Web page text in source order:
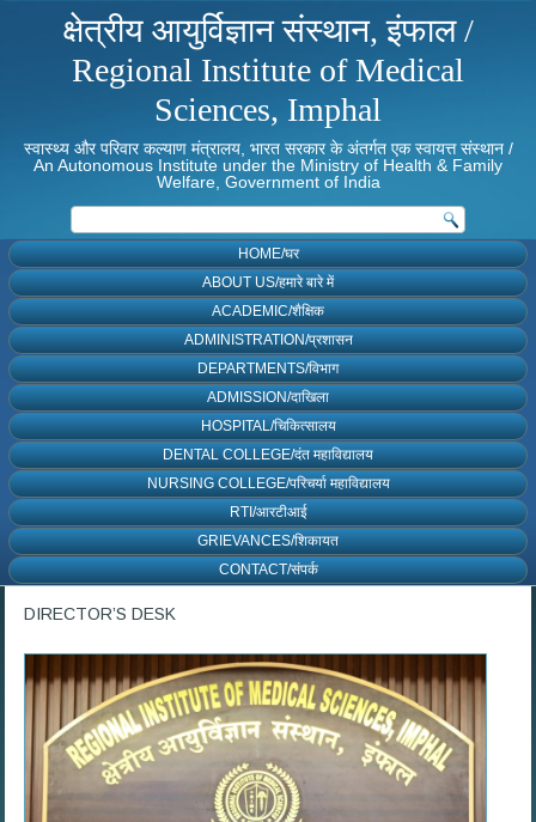
क्षेत्रीय आयुर्विज्ञान संस्थान, इंफाल /
Regional Institute of Medical
Sciences, Imphal
स्वास्थ्य और परिवार कल्याण मंत्रालय, भारत सरकार के अंतर्गत एक स्वायत्त संस्थान /
An Autonomous Institute under the Ministry of Health & Family
Welfare, Government of India
HOME/घर
ABOUT US/हमारे बारे में
ACADEMIC/शैक्षिक
ADMINISTRATION/प्रशासन
DEPARTMENTS/विभाग
ADMISSION/दाखिला
HOSPITAL/चिकित्सालय
DENTAL COLLEGE/दंत महाविद्यालय
NURSING COLLEGE/परिचर्या महाविद्यालय
RTI/आरटीआई
GRIEVANCES/शिकायत
CONTACT/संपर्क
DIRECTOR’S DESK